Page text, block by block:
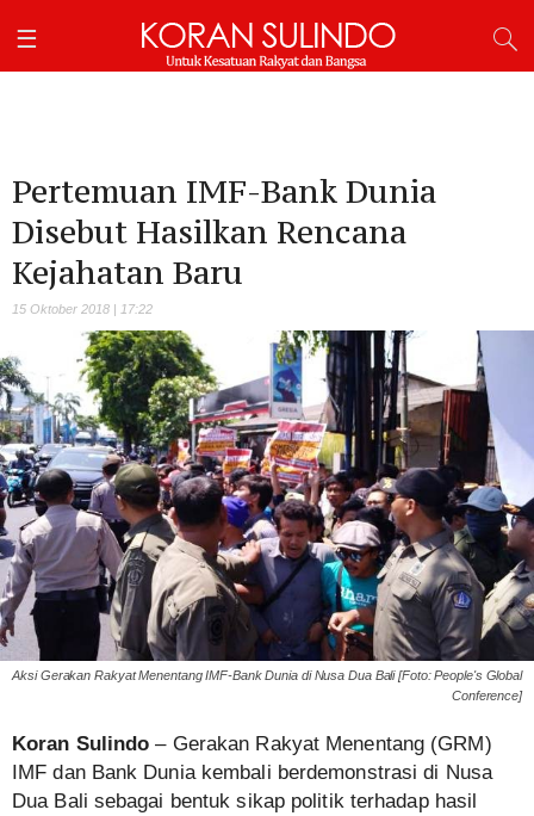
Pertemuan IMF-Bank Dunia
Disebut Hasilkan Rencana
Kejahatan Baru
15 Oktober 2018 | 17:22
Aksi Gerakan Rakyat Menentang IMF-Bank Dunia di Nusa Dua Bali [Foto: People's Global
Conference]
Koran Sulindo – Gerakan Rakyat Menentang (GRM)
IMF dan Bank Dunia kembali berdemonstrasi di Nusa
Dua Bali sebagai bentuk sikap politik terhadap hasil